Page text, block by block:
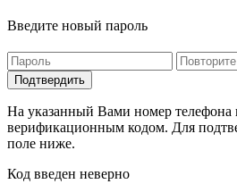
Введите новый пароль
На указанный Вами номер телефона
верификационным кодом. Для
поле ниже.
Код введен неверно